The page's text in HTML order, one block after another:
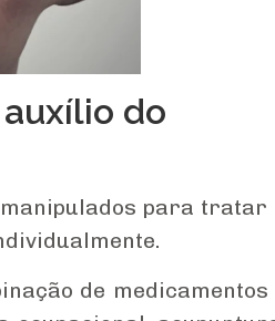
do
para tratar
de medicamentos